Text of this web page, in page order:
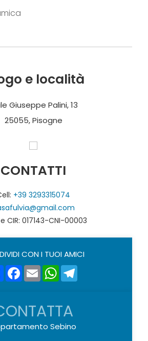
e località
Giuseppe Palini, 13
25055, Pisogne
CONTATTI
+39 3293315074
CIR: 017143-CNI-00003
CON I TUOI AMICI
ShareFacebook
EmailWhatsApp
Sebino